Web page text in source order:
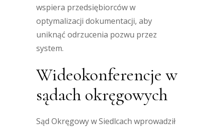
wspiera przedsiębiorców w
optymalizacji dokumentacji, aby
uniknąć odrzucenia pozwu przez
system.
Wideokonferencje w
sądach okręgowych
Sąd Okręgowy w Siedlcach wprowadził